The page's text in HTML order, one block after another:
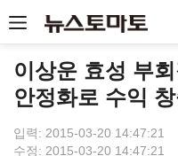
이상운 효성 부
안정화로 수익
입력: 2015-03-20 14:47:21
수정: 2015-03-20 14:47:21